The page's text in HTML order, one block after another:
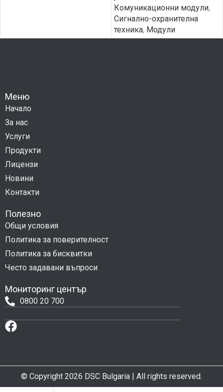
Комуникационни модули,
Сигнално-охранителна
техника, Модули
Меню
Начало
За нас
Услуги
Продукти
Лицензи
Новини
Контакти
Полезно
Общи условия
Политика за поверителност
Политика за бисквитки
Често задавани въпроси
Мониторинг център
0800 20 700
© Copyright 2026 DSC Bulgaria | All rights reserved.